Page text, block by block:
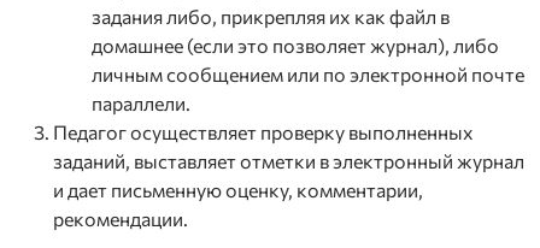
задания либо, прикрепляя их как файл в
домашнее (если это позволяет журнал), либо
личным сообщением или по электронной почте
параллели.
Педагог осуществляет проверку выполненных
заданий, выставляет отметки в электронный журнал
и дает письменную оценку, комментарии,
рекомендации.